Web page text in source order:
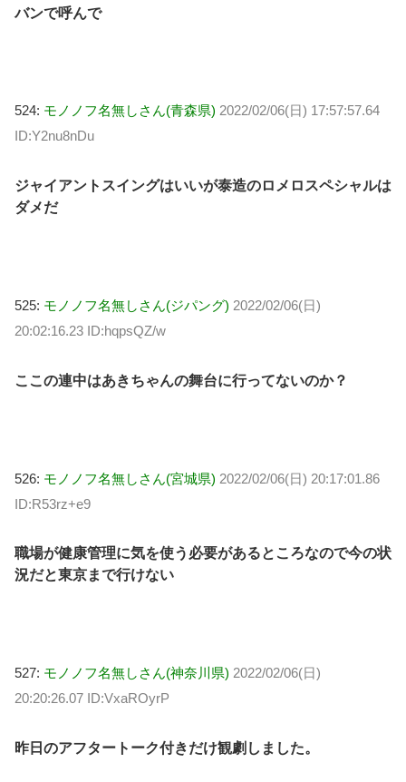
バンで呼んで
524: モノノフ名無しさん(青森県) 2022/02/06(日) 17:57:57.64
ID:Y2nu8nDu
ジャイアントスイングはいいが泰造のロメロスペシャルは
ダメだ
525: モノノフ名無しさん(ジパング) 2022/02/06(日)
20:02:16.23 ID:hqpsQZ/w
ここの連中はあきちゃんの舞台に行ってないのか？
526: モノノフ名無しさん(宮城県) 2022/02/06(日) 20:17:01.86
ID:R53rz+e9
職場が健康管理に気を使う必要があるところなので今の状
況だと東京まで行けない
527: モノノフ名無しさん(神奈川県) 2022/02/06(日)
20:20:26.07 ID:VxaROyrP
昨日のアフタートーク付きだけ観劇しました。